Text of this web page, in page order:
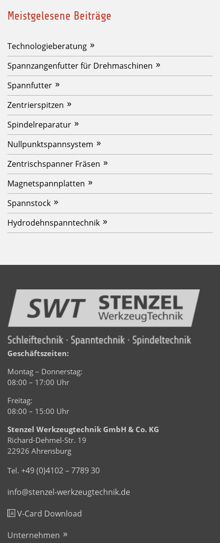
Meistgelesene Beiträge
Technologieberatung
Spannzangenfutter für Drehmaschinen
Spannfutter
Zentrierspitzen
Spindelreparatur
Nullpunktspannsystem
Zentrischspanner Fräsen
Magnetspannplatten
Spannstock
Hydrodehnspanntechnik
Geschäftszeiten:
Montag – Donnerstag:
08:00 – 17:00 Uhr
Freitag:
08:00 – 15:00 Uhr
Stenzel Werkzeugtechnik GmbH & Co. KG
Richard-Dehmel-Str. 19
22926 Ahrensburg
Tel. +49 (0)4102 – 7789 30
info@stenzel-werkzeugtechnik.de
V-Card Download
Unternehmen